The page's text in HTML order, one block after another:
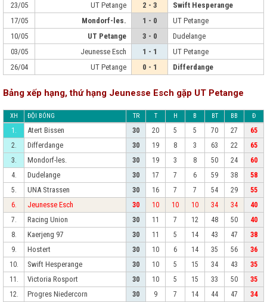
23/05 UT Petange 2 - 3
Swift Hesperange
17/05
Mondorf-les. 1 - 0
UT Petange
10/05
UT Petange 3 - 0
Dudelange
03/05
Jeunesse Esch 1 - 1
UT Petange
26/04
UT Petange 0 - 1 Differdange
Bảng xếp hạng, thứ hạng Jeunesse Esch gặp UT Petange
XH ĐỘI BÓNG TR T H B BT BB Đ
1. Atert Bissen 30 20 5 5 70 27
65
2.
Differdange 30 19 8 3 63 22
65
3.
Mondorf-les. 30 19 3 8 50 24
60
4.
Dudelange 30 17 7 6 59 38
58
5.
UNA Strassen 30 16 7 7 54 29
55
6.
Jeunesse Esch 30 10 10 10 34 34
40
7.
Racing Union 30 11 7 12 48 50
40
8.
Kaerjeng 97 30 11 5 14 43 47
38
9.
Hostert 30 10 6 14 35 56
36
10.
Swift Hesperange 30 10 5 15 34 43
35
11.
Victoria Rosport 30 10 5 15 33 50
35
12.
Progres Niedercorn 30 9 7 14 44 47
34